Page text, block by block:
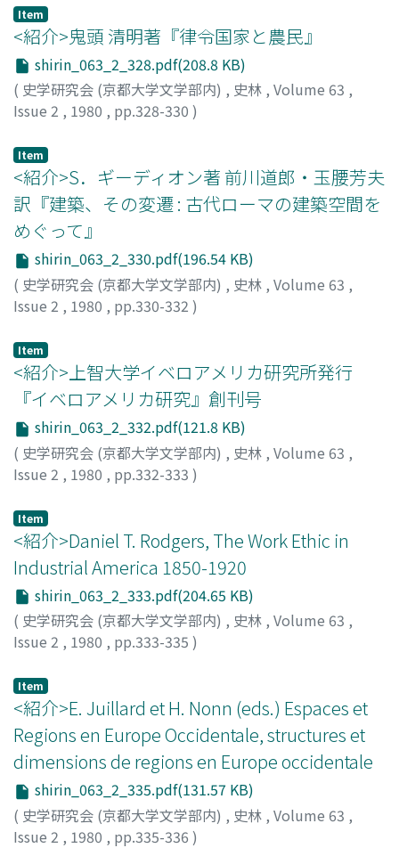
けるうえで大きな役割をはたした。さらに、現在進行して
いる、過放牧によるいちじるしい森林破壊は、この制度の
もとで、穀物生産が家畜飼養に優先されていることにもよ
ることがあきらかになった。
Item
<紹介>鬼頭 清明著『律令国家と農民』
shirin_063_2_328.pdf(208.8 KB)
( 史学研究会 (京都大学文学部内) , 史林 , Volume 63 ,
Issue 2 , 1980 , pp.328-330 )
Item
<紹介>S．ギーディオン著 前川道郎・玉腰芳夫
訳『建築、その変遷 : 古代ローマの建築空間を
めぐって』
shirin_063_2_330.pdf(196.54 KB)
( 史学研究会 (京都大学文学部内) , 史林 , Volume 63 ,
Issue 2 , 1980 , pp.330-332 )
Item
<紹介>上智大学イベロアメリカ研究所発行
『イベロアメリカ研究』創刊号
shirin_063_2_332.pdf(121.8 KB)
( 史学研究会 (京都大学文学部内) , 史林 , Volume 63 ,
Issue 2 , 1980 , pp.332-333 )
Item
<紹介>Daniel T. Rodgers, The Work Ethic in
Industrial America 1850-1920
shirin_063_2_333.pdf(204.65 KB)
( 史学研究会 (京都大学文学部内) , 史林 , Volume 63 ,
Issue 2 , 1980 , pp.333-335 )
Item
<紹介>E. Juillard et H. Nonn (eds.) Espaces et
Regions en Europe Occidentale, structures et
dimensions de regions en Europe occidentale
shirin_063_2_335.pdf(131.57 KB)
( 史学研究会 (京都大学文学部内) , 史林 , Volume 63 ,
Issue 2 , 1980 , pp.335-336 )